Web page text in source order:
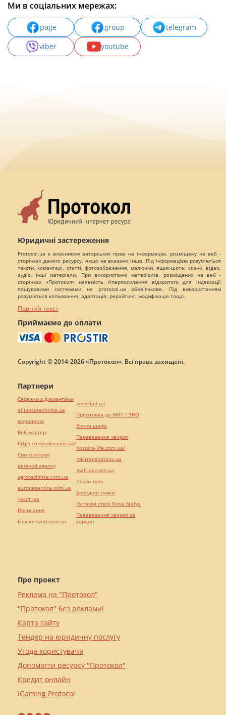
Ми в соціальних мережах:
page group
telegram
viber
youtube
Юридичні застереження
Protocol.ua є власником авторських прав на інформацію, розміщену на веб -
сторінках даного ресурсу, якщо не вказано інше. Під інформацією розуміються
тексти, коментарі, статті, фотозображення, малюнки, ящик-шота, скани, відео,
аудіо, інші матеріали. При використанні матеріалів, розміщених на веб -
сторінках «Протокол» наявність гіперпосилання відкритого для індексації
пошуковими системами на protocol.ua обов`язкове. Під використанням
розуміється копіювання, адаптація, рерайтинг, модифікація тощо.
Повний текст
Приймаємо до оплати
Copyright © 2014-2026 «Протокол». Всі права захищені.
Про проект
Реклама на "Протокол"
"Протокол" без реклами!
Карта сайту
Тендер на юридичну послугу
Угода користувача
Допомогти ресурсу "Протокол"
Кредит онлайн
iGaming Protocol
Партнери
Сережки з діамантами
alliancetechnika.ua
миралинкс
Веб мастер
https://motokosmos.ua/
Синтезатори
perevod.agency
agrotechnika.com.ua
europeservice.com.ua
текст юа
Посилання
kievperevod.com.ua
pereklad.ua
Підготовка до НМТ / ЗНО
Винна шафа
Перевезення хворих
hospice-life.com.ua/
mk-translations.ua
maltina.com.ua
Шафи купе
Брендові сумки
Натяжні стелі Nova Stelya
Перевезення хворих за
кордон